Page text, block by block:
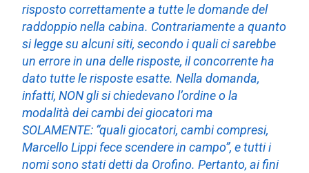
risposto correttamente a tutte le domande del
raddoppio nella cabina. Contrariamente a quanto
si legge su alcuni siti, secondo i quali ci sarebbe
un errore in una delle risposte, il concorrente ha
dato tutte le risposte esatte. Nella domanda,
infatti, NON gli si chiedevano l’ordine o la
modalità dei cambi dei giocatori ma
SOLAMENTE: “quali giocatori, cambi compresi,
Marcello Lippi fece scendere in campo”, e tutti i
nomi sono stati detti da Orofino. Pertanto, ai fini